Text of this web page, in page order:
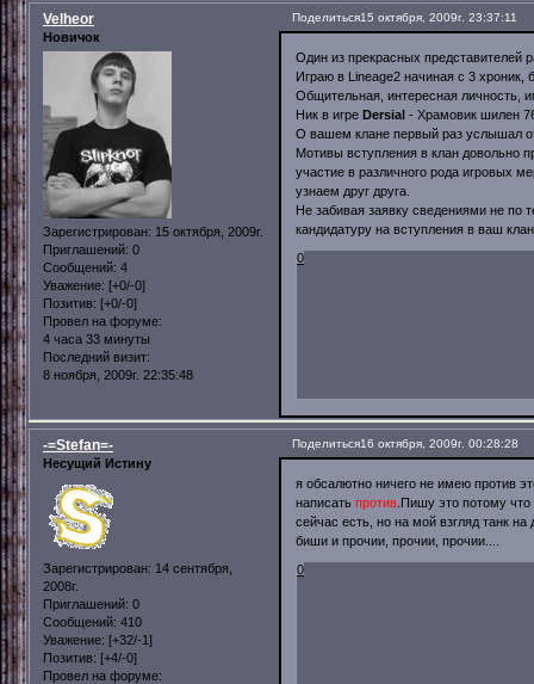
Поделиться15 октября, 2009г. 23:37:11
Velheor
Новичок
Зарегистрирован: 15 октября, 2009г.
Приглашений: 0
Сообщений: 4
Уважение: [+0/-0]
Позитив: [+0/-0]
Провел на форуме:
4 часа 33 минуты
Последний визит:
8 ноября, 2009г. 22:35:48
Один из прекрасных представителей
Играю в Lineage2 начиная с 3 хроник,
Общительная, интересная личность,
Ник в игре Dersial - Храмовик шилен
О вашем клане первый раз услышал
Мотивы вступления в клан довольно
участие в различного рода игровых
узнаем друг друга.
Не забивая заявку сведениями не по
кандидатуру на вступления в ваш
0
Поделиться16 октября, 2009г. 00:28:28
-=Stefan=-
Несущий Истину
Зарегистрирован: 14 сентября,
2008г.
Приглашений: 0
Сообщений: 410
Уважение: [+32/-1]
Позитив: [+4/-0]
Провел на форуме:
я обсалютно ничего не имею против
написать против .Пишу это потому
сейчас есть, но на мой взгляд танк
биши и прочии, прочии, прочии....
0